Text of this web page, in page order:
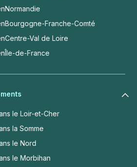
Normandie
Bourgogne-Franche-Comté
Centre-Val de Loire
Île-de-France
le Loir-et-Cher
la Somme
le Nord
le Morbihan